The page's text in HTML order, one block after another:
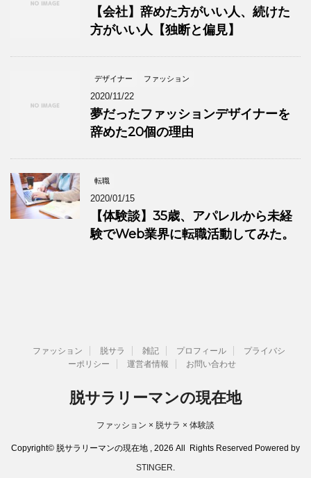
【会社】辞めた方がいい人、続けた
方がいい人【独断と偏見】
デザイナー ファッション
2020/11/22
夢だったファッションデザイナーを
辞めた20個の理由
転職
2020/01/15
【体験談】35歳、アパレルから未経
験でWeb業界に転職活動してみた。
ファッション 脱サラ 雑記 プロフィール
プライバシ
ーポリシー
運営者情報 お問い合わせ
脱サラリーマンの現在地
ファッション × 脱サラ × 体験談
Copyright© 脱サラリーマンの現在地 , 2026 All Rights Reserved Powered by
STINGER